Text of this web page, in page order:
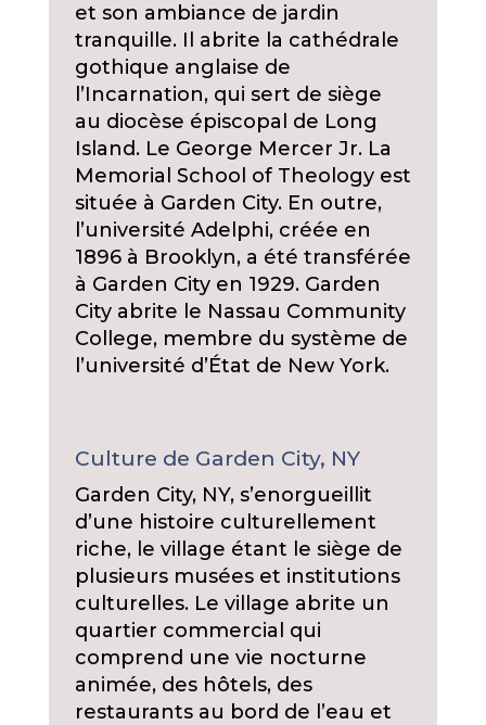
et son ambiance de jardin
tranquille. Il abrite la cathédrale
gothique anglaise de
l’Incarnation, qui sert de siège
au diocèse épiscopal de Long
Island. Le George Mercer Jr. La
Memorial School of Theology est
située à Garden City. En outre,
l’université Adelphi, créée en
1896 à Brooklyn, a été transférée
à Garden City en 1929. Garden
City abrite le Nassau Community
College, membre du système de
l’université d’État de New York.
Culture de Garden City, NY
Garden City, NY, s’enorgueillit
d’une histoire culturellement
riche, le village étant le siège de
plusieurs musées et institutions
culturelles. Le village abrite un
quartier commercial qui
comprend une vie nocturne
animée, des hôtels, des
restaurants au bord de l’eau et